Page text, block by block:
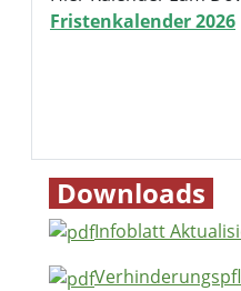
Fristenkalender 2026
Downloads
Infoblatt